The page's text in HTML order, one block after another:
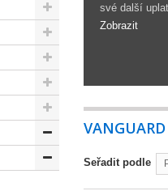
své další
Zobrazit
VANGUARD
Seřadit podle